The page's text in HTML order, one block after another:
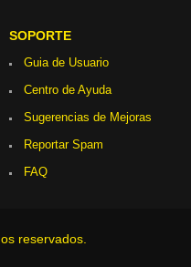
SOPORTE
Guia de Usuario
Centro de Ayuda
Sugerencias de Mejoras
Reportar Spam
FAQ
reservados.